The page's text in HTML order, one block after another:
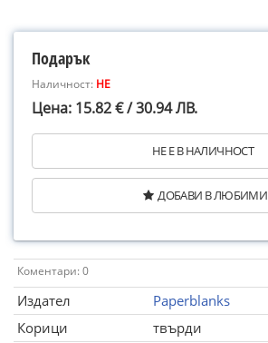
Подарък
Наличност: НЕ
Цена: 15.82 € / 30.94 ЛВ.
НЕ Е В НАЛИЧНОСТ
ДОБАВИ В ЛЮБИМИ
Коментари: 0
Издател
Paperblanks
Корици
твърди